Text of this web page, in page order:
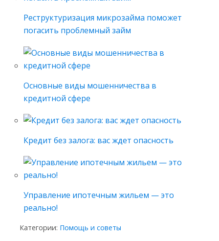
Реструктуризация микрозайма поможет
погасить проблемный займ
Основные виды мошенничества в
кредитной сфере
Кредит без залога: вас ждет опасность
Управление ипотечным жильем — это
реально!
Категории: Помощь и советы